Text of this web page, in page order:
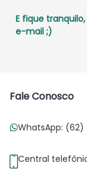
E fique
e-mail ;)
Fale Conosco
WhatsApp: (62)
Central